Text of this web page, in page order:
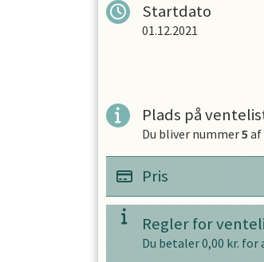
OPRET EN
Startdato
01.12.2021
Plads på
Du bliver nummer5 af
Pris
Regler for
Du betaler0,00 kr. for